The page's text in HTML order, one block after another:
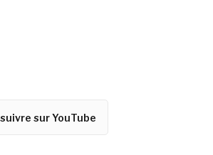
sur YouTube